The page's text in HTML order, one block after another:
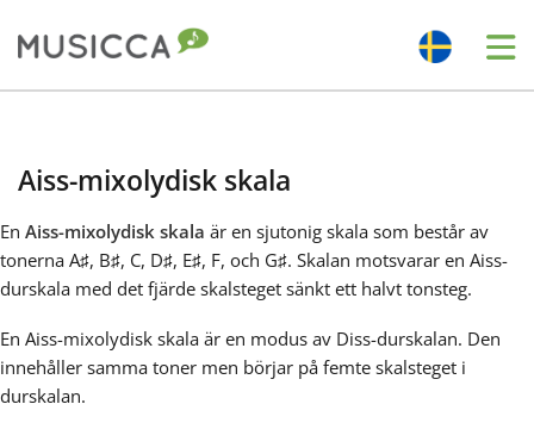
Български
Dansk
Deutsch
Aiss-mixolydisk skala
En Aiss-mixolydisk skala är en sjutonig skala som består av
tonerna A♯, B♯, C, D♯, E♯, F, och G♯. Skalan motsvarar en Aiss-
durskala med det fjärde skalsteget sänkt ett halvt tonsteg.
En Aiss-mixolydisk skala är en modus av Diss-durskalan. Den
innehåller samma toner men börjar på femte skalsteget i
durskalan.